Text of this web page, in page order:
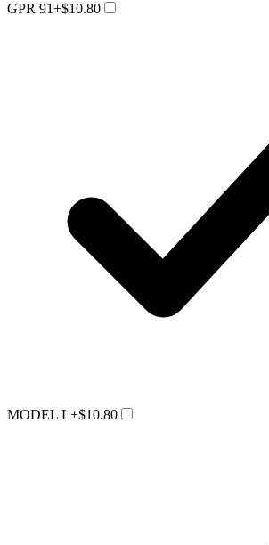
GPR 91+$10.80
MODEL L+$10.80